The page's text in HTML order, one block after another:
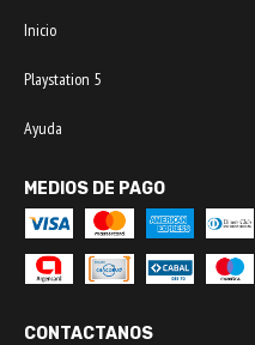
Inicio
Playstation 5
Ayuda
MEDIOS DE PAGO
CONTACTANOS